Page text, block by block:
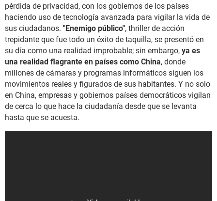
pérdida de privacidad, con los gobiernos de los países
haciendo uso de tecnología avanzada para vigilar la vida de
sus ciudadanos. "Enemigo público", thriller de acción
trepidante que fue todo un éxito de taquilla, se presentó en
su día como una realidad improbable; sin embargo, ya es
una realidad flagrante en países como China, donde
millones de cámaras y programas informáticos siguen los
movimientos reales y figurados de sus habitantes. Y no solo
en China, empresas y gobiernos países democráticos vigilan
de cerca lo que hace la ciudadanía desde que se levanta
hasta que se acuesta.